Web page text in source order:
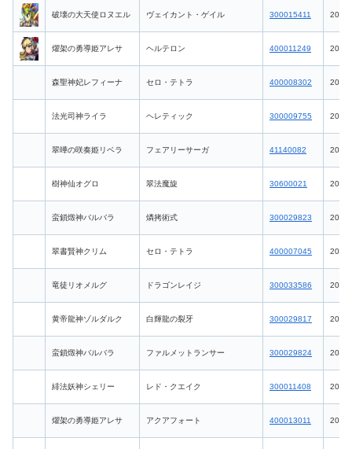
破壊の大天使ロヌエル ヴェイカント・ゲイル 300015411
燿架の勇導姫アレサ ヘルテロン 400011249
森聖神妃レフィーナ セロ・テトラ 400008302
法光司神ライラ ヘレティック 300009755
翠曄の咲奏姫リベラ フェアリーサーガ 41140082
樹神仙オグロ 翠法魔旋 30600021
蛮鎖燬神バルバラ 燐拷術式 300029823
翠書賢神クリム セロ・テトラ 400007045
竜徒リオメルグ ドラゴンレイジ 300033586
黄帝龍神ゾルダルク 白輝龍の裂牙 300029817
蛮鎖燬神バルバラ ファルメットランサー 300029824
緋法妖神シェリー レド・クエイク 300011408
燿架の勇導姫アレサ アクアフォート 400013011